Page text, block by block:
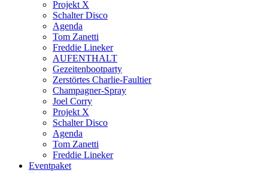
Projekt X
Schalter Disco
Agenda
Tom Zanetti
Freddie Lineker
AUFENTHALT
Gezeitenbootparty
Zerstörtes Charlie-Faultier
Champagner-Spray
Joel Corry
Projekt X
Schalter Disco
Agenda
Tom Zanetti
Freddie Lineker
Eventpaket